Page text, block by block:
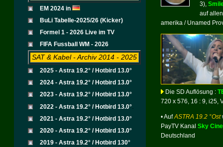
EM 2024 in
BuLi Tabelle-2025/26 (Kicker)
Formel 1 - 2026 Live im TV
FIFA Fussball WM - 2026
SAT & Kabel - Archiv 2014 - 2025
2025 - Astra 19.2° / Hotbird 13.0°
2024 - Astra 19.2° / Hotbird 13.0°
2023 - Astra 19.2° / Hotbird 13.0°
2022 - Astra 19.2° / Hotbird 13.0°.
2021 - Astra 19.2° / Hotbird 13.0°
2020 - Astra 19.2° / Hotbird 13.0°
2019 - Astra 19.2° / Hotbird 130°
3),
auf
amerika / Unamed
Die SD Auflösung :
720 x 576, 16 : 9, i25,
• AufASTRA 19.2 °Ost
PayTV Kanal Sky
Deutschland